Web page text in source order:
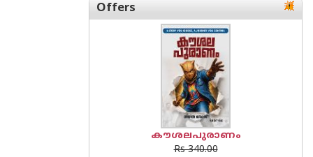
Offers
കൗശലപുരാണം
Rs 340.00